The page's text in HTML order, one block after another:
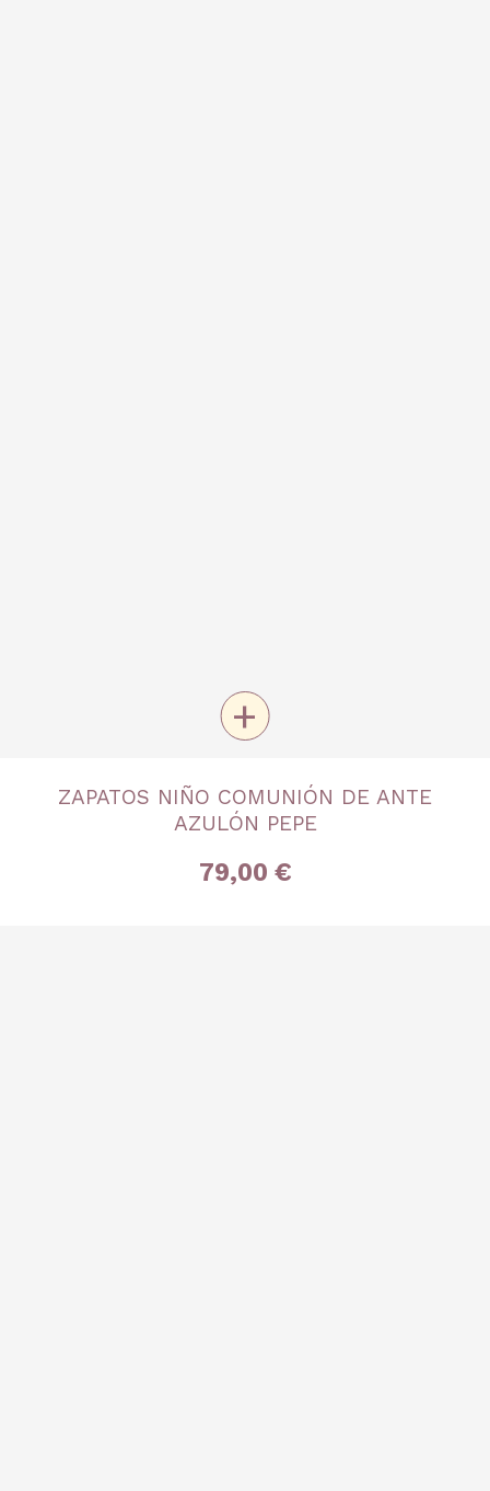
Nº 26 Nº 27 Nº 28 Nº 29 Nº 30 Nº 31
Nº 32
+
ZAPATOS NIÑO COMUNIÓN DE ANTE
AZULÓN PEPE
79,00 €